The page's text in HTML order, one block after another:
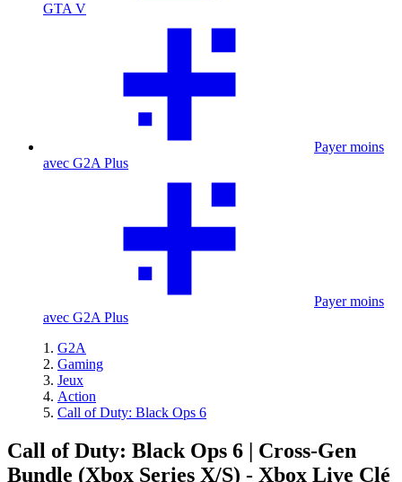
GTA V
Payer moins
avec G2A Plus
Payer moins
avec G2A Plus
G2A
Gaming
Jeux
Action
Call of Duty: Black Ops 6
Call of Duty: Black Ops 6 | Cross-Gen
Bundle (Xbox Series X/S) - Xbox Live Clé